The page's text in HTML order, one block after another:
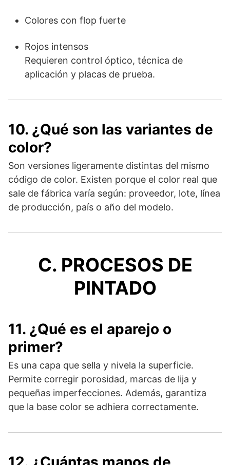
Colores con flop fuerte
Rojos intensos
Requieren control óptico, técnica de
aplicación y placas de prueba.
10. ¿Qué son las variantes de
color?
Son versiones ligeramente distintas del mismo
código de color. Existen porque el color real que
sale de fábrica varía según: proveedor, lote, línea
de producción, país o año del modelo.
C. PROCESOS DE
PINTADO
11. ¿Qué es el aparejo o
primer?
Es una capa que sella y nivela la superficie.
Permite corregir porosidad, marcas de lija y
pequeñas imperfecciones. Además, garantiza
que la base color se adhiera correctamente.